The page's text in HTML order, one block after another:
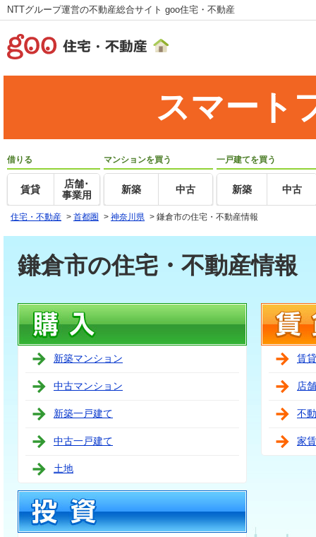
NTTグループ運営の不動産総合サイト goo住宅・不動産
スマート
借りる
賃貸
店舗･
事業用
マンションを買う
新築 中古
一戸建てを買う
新築 中古
住宅・不動産 > 首都圏 > 神奈川県 > 鎌倉市の住宅・不動産情報
鎌倉市の住宅・不動産情報
新築マンション
中古マンション
新築一戸建て
中古一戸建て
土地
賃
店
不
家